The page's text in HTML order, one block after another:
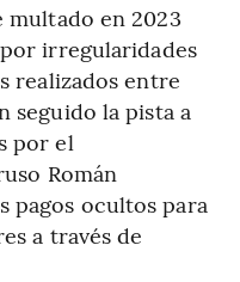
multado en 2023
irregularidades
realizados entre
seguido la pista a
por el
Román
pagos ocultos para
a través de